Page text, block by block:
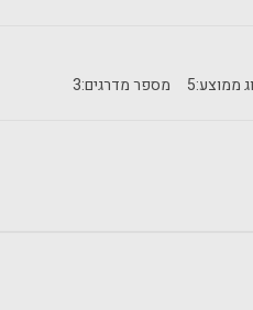
מספר מדרגים:3 ממוצע:5